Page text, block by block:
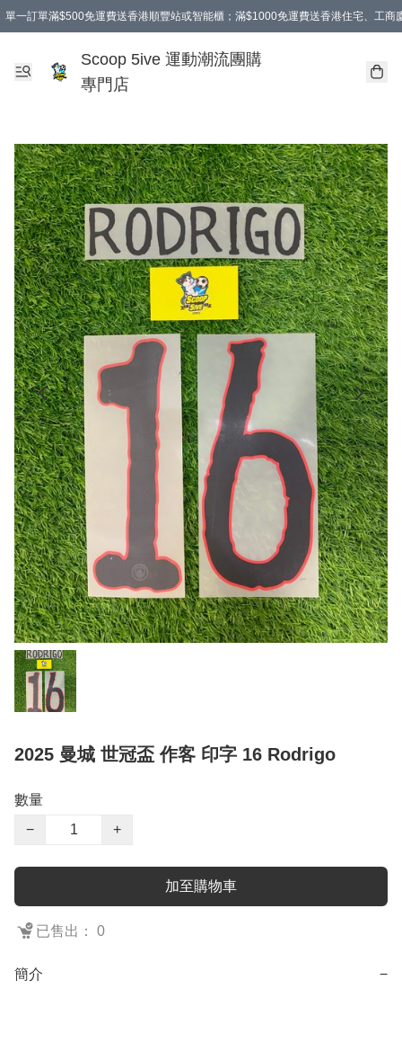
單一訂單滿$500免運費送香港順豐站或智能櫃；滿$1000免運費送香港住宅、工商
Scoop 5ive 運動潮流團購
專門店
2025 曼城 世冠盃 作客 印字 16 Rodrigo
數量
−
+
加至購物車
已售出： 0
簡介 −